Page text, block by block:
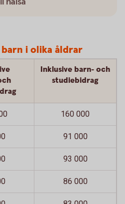
barn i olika åldrar
Inklusive barn- och
studiebidrag
160 000
91 000
93 000
86 000